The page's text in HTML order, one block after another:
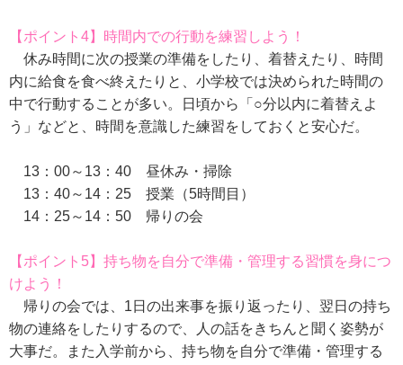
【ポイント4】時間内での行動を練習しよう！
休み時間に次の授業の準備をしたり、着替えたり、時間
内に給食を食べ終えたりと、小学校では決められた時間の
中で行動することが多い。日頃から「○分以内に着替えよ
う」などと、時間を意識した練習をしておくと安心だ。
13：00～13：40 昼休み・掃除
13：40～14：25 授業（5時間目）
14：25～14：50 帰りの会
【ポイント5】持ち物を自分で準備・管理する習慣を身につ
けよう！
帰りの会では、1日の出来事を振り返ったり、翌日の持ち
物の連絡をしたりするので、人の話をきちんと聞く姿勢が
大事だ。また入学前から、持ち物を自分で準備・管理する